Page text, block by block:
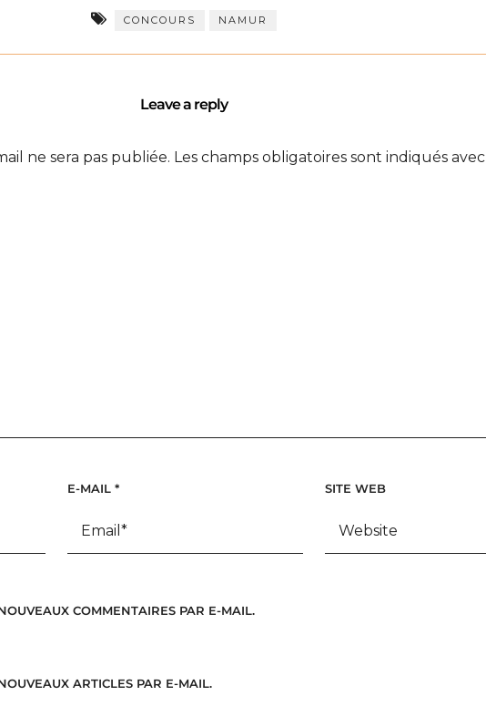
CONCOURS NAMUR
Leave a reply
ne sera pas publiée. Les champs obligatoires sont indiqués avec
E-MAIL* SITE WEB
COMMENTAIRES PAR E-MAIL.
ARTICLES PAR E-MAIL.